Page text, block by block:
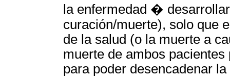
la enfermedad �
curación/muerte), solo que
de la salud (o la muerte a
muerte de ambos
para poder desencadenar